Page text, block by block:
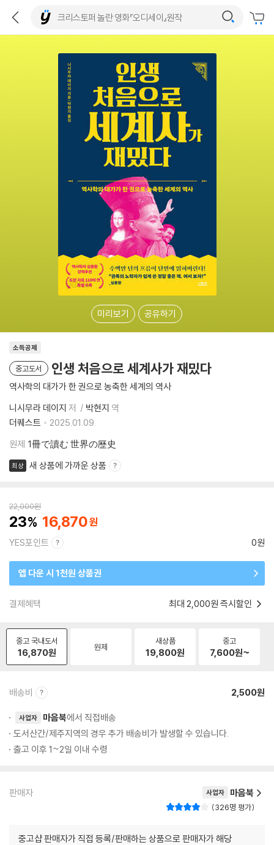
미리보기 공유하기
소득공제
중고도서 인생 처음으로 세계사가 재밌다
역사학의 대가가 한 권으로 농축한 세계의 역사
니시무라 데이지 저 박현지 역
더퀘스트
2025.01.09.
원제 1冊で讀む 世界の歷史
최상 새 상품에 가까운 상품
22,000원
23 16,870
YES포인트 0원
앱 다운 시 1천원 상품권
결제혜택 최대 2,000원 즉시할인
중고 국내도서
16,870원 원제
새상품
19,800원
중고
7,600원~
배송비 2,500원
사업자 마음북에서 직접배송
도서산간/제주지역의 경우 추가 배송비가 발생할 수 있습니다.
출고 이후 1~2일 이내 수령
판매자 사업자 마음북
326명 평가
중고샵 판매자가 직접 등록/판매하는 상품으로 판매자가 해당